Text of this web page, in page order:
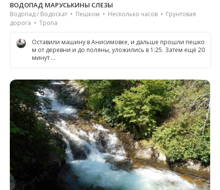
ВОДОПАД МАРУСЬКИНЫ СЛЕЗЫ
Водопад / Водоскат • Пешком • Несколько часов • Грунтовая
дорога • Тропа
Оставили машину в Анисимовке, и дальше прошли пешко
м от деревни и до поляны, уложились в 1:25. Затем ещё 20
минут …